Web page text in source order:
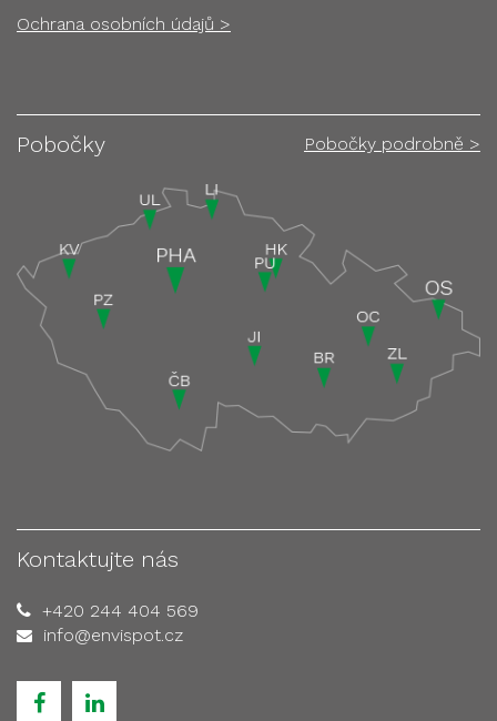
Ochrana osobních údajů >
Pobočky Pobočky podrobně >
Kontaktujte nás
+420 244 404 569
info@envispot.cz